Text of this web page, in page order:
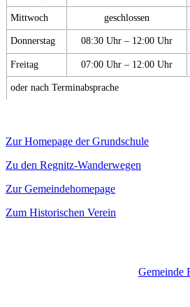
Mittwoch geschlossen
Donnerstag 08:30 Uhr – 12:00 Uhr
Freitag 07:00 Uhr – 12:00 Uhr
oder nach Terminabsprache
Zur Homepage der Grundschule
Zu den Regnitz-Wanderwegen
Zur Gemeindehomepage
Zum Historischen Verein
Gemeinde